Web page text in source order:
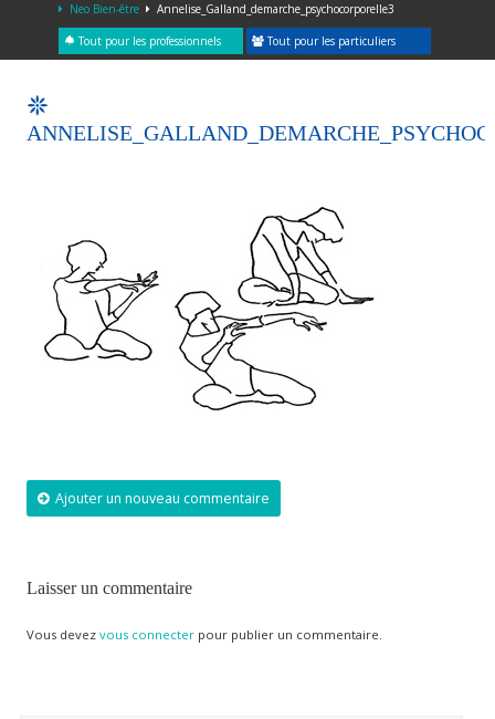
Neo Bien-être Annelise_Galland_demarche_psychocorporelle3
Tout pour les professionnels Tout pour les particuliers
Ajouter un nouveau commentaire
Laisser un commentaire
Vous devez vous connecterpour publier un commentaire.